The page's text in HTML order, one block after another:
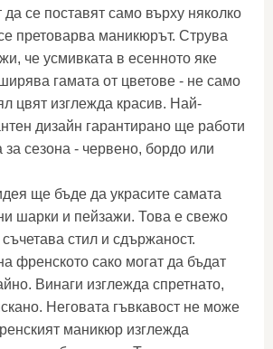
се поставят само върху няколко
претоварва маникюрът. Струва
че усмивката в есенното яке
гамата от цветове - не само
цвят изглежда красив. Най-
дизайн гарантирано ще работи
за сезона - червено, бордо или
ще бъде да украсите самата
шарки и пейзажи. Това е свежо
стил и сдържаност.
френското сако могат да бъдат
Винаги изглежда спретнато,
Неговата гъвкавост не може
маникюр изглежда